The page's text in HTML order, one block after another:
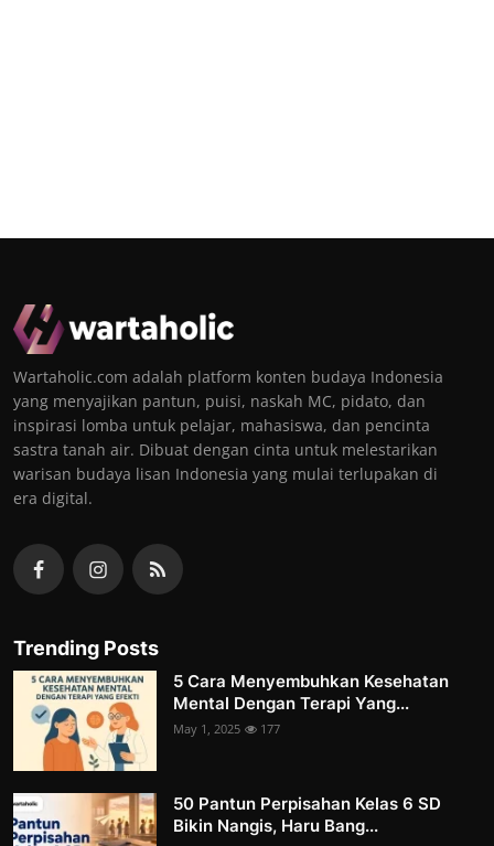
Wartaholic.com adalah platform konten budaya Indonesia
yang menyajikan pantun, puisi, naskah MC, pidato, dan
inspirasi lomba untuk pelajar, mahasiswa, dan pencinta
sastra tanah air. Dibuat dengan cinta untuk melestarikan
warisan budaya lisan Indonesia yang mulai terlupakan di
era digital.
Trending Posts
5 Cara Menyembuhkan Kesehatan
Mental Dengan Terapi Yang...
May 1, 2025 177
50 Pantun Perpisahan Kelas 6 SD
Bikin Nangis, Haru Bang...